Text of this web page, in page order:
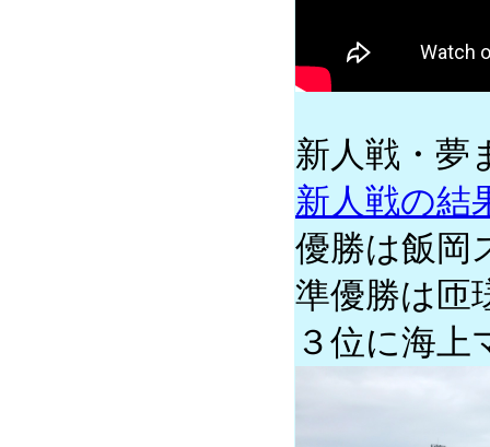
新人戦・夢
新人戦の結
優勝は飯岡
準優勝は匝
３位に海上